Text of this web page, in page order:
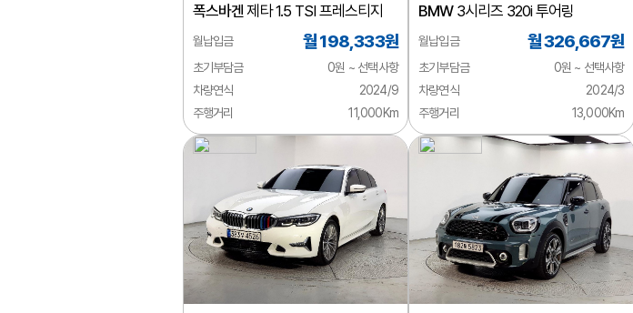
벤틀리
부가티
북기은상
뷰익
사브
선롱버스
스마트
스바루
폭스바겐 제타 1.5 TSI 프레스티지
월납입금 월 198,333원
초기부담금
0원 ~ 선택사항
차량연식
2024/9
주행거리
11,000Km
BMW3시리즈 320i 투어링
월납입금 월 326,667원
초기부담금
0원 ~ 선택사항
차량연식
2024/3
주행거리
13,000Km